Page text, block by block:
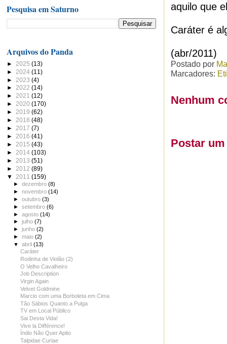
aquilo que
Caráter é
(abr/2011)
Postado por
Marcadores:
Nenhum
Postar
Pesquisa em Saturno
Arquivos do Panda
► 2025 (13)
► 2024 (11)
► 2023 (4)
► 2022 (14)
► 2021 (12)
► 2020 (170)
► 2019 (62)
► 2018 (48)
► 2017 (7)
► 2016 (41)
► 2015 (43)
► 2014 (103)
► 2013 (51)
► 2012 (89)
▼ 2011 (159)
►dezembro(8)
►novembro(14)
►outubro(3)
►setembro(6)
►agosto(14)
►julho(7)
►junho(2)
►maio(2)
▼abril(13)
Caráter
Rodinha de Violão (2)
O Velho Cavalheiro
Job Description
Virgin Again
Velvet Goldmine
Marcio com uma Borboleta em Cima
Tão Sábios Quanto a Pulga
TV em Local Público
Sai Desta Vida!
Vive la Différence!
Índio Não Quer Apito
Talpidae Curiae